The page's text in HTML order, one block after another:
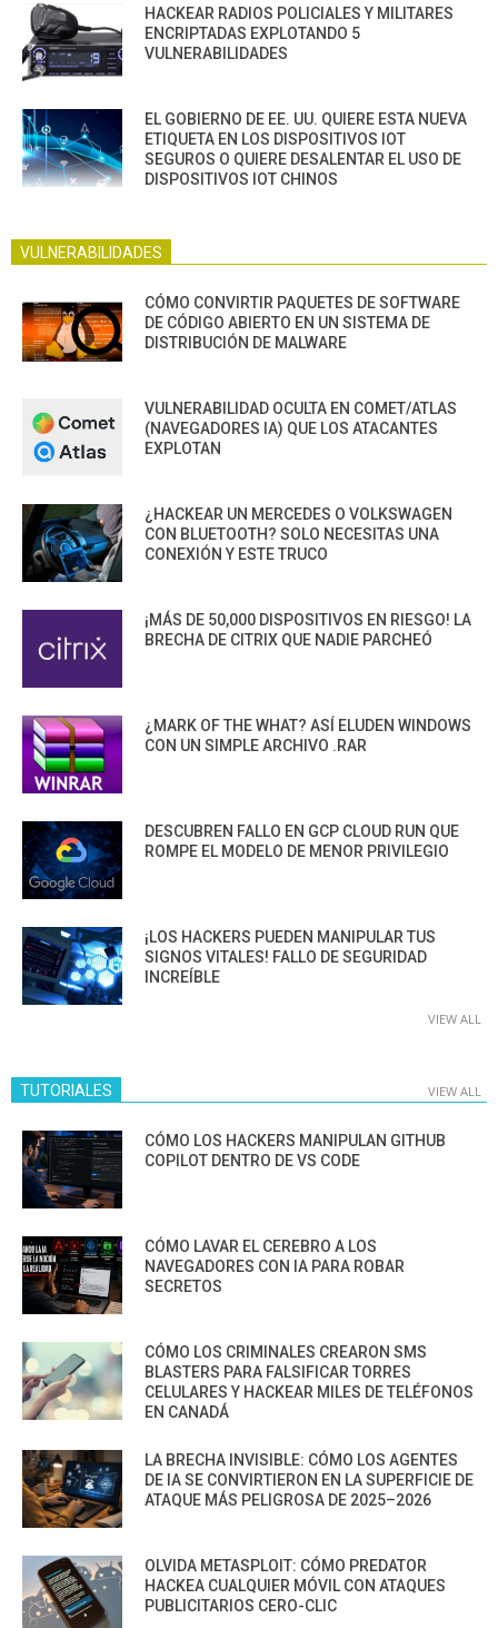
HACKEAR RADIOS POLICIALES Y MILITARES
ENCRIPTADAS EXPLOTANDO 5
VULNERABILIDADES
EL GOBIERNO DE EE. UU. QUIERE ESTA NUEVA
ETIQUETA EN LOS DISPOSITIVOS IOT
SEGUROS O QUIERE DESALENTAR EL USO DE
DISPOSITIVOS IOT CHINOS
VULNERABILIDADES
CÓMO CONVIRTIR PAQUETES DE SOFTWARE
DE CÓDIGO ABIERTO EN UN SISTEMA DE
DISTRIBUCIÓN DE MALWARE
VULNERABILIDAD OCULTA EN COMET/ATLAS
(NAVEGADORES IA) QUE LOS ATACANTES
EXPLOTAN
¿HACKEAR UN MERCEDES O VOLKSWAGEN
CON BLUETOOTH? SOLO NECESITAS UNA
CONEXIÓN Y ESTE TRUCO
¡MÁS DE 50,000 DISPOSITIVOS EN RIESGO! LA
BRECHA DE CITRIX QUE NADIE PARCHEÓ
¿MARK OF THE WHAT? ASÍ ELUDEN WINDOWS
CON UN SIMPLE ARCHIVO .RAR
DESCUBREN FALLO EN GCP CLOUD RUN QUE
ROMPE EL MODELO DE MENOR PRIVILEGIO
¡LOS HACKERS PUEDEN MANIPULAR TUS
SIGNOS VITALES! FALLO DE SEGURIDAD
INCREÍBLE
VIEW ALL
TUTORIALES VIEW ALL
CÓMO LOS HACKERS MANIPULAN GITHUB
COPILOT DENTRO DE VS CODE
CÓMO LAVAR EL CEREBRO A LOS
NAVEGADORES CON IA PARA ROBAR
SECRETOS
CÓMO LOS CRIMINALES CREARON SMS
BLASTERS PARA FALSIFICAR TORRES
CELULARES Y HACKEAR MILES DE TELÉFONOS
EN CANADÁ
LA BRECHA INVISIBLE: CÓMO LOS AGENTES
DE IA SE CONVIRTIERON EN LA SUPERFICIE DE
ATAQUE MÁS PELIGROSA DE 2025–2026
OLVIDA METASPLOIT: CÓMO PREDATOR
HACKEA CUALQUIER MÓVIL CON ATAQUES
PUBLICITARIOS CERO-CLIC